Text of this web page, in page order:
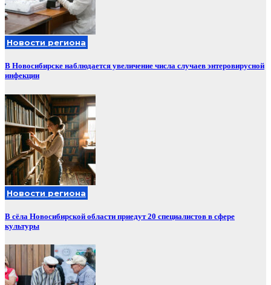
Новости региона
В Новосибирске наблюдается увеличение числа случаев энтеровирусной
инфекции
Новости региона
В сёла Новосибирской области приедут 20 специалистов в сфере
культуры